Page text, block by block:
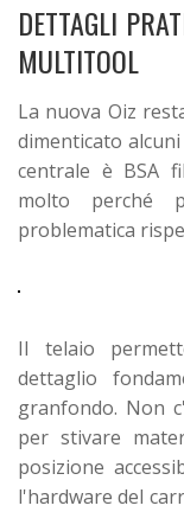
DETTAGLI
MULTITOOL
La nuova Oiz
dimenticato
centrale è BSA
molto perché
problematica
Il telaio
dettaglio
granfondo. Non
per stivare
posizione
l'hardware del